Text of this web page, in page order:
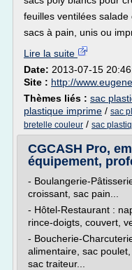
feuilles ventilées salade
sacs à pain, unis ou
Lire la suite
Date: 2013-07-15
Site : http://
Thèmes liés : sac
plastique imprime / sac
bretelle couleur / sac
CGCASH Pro,
équipement,
- Boulangerie-
croissant, sac pain...
- Hôtel-Restaurant :
rince-doigts, couvert,
- Boucherie-
alimentaire, sac
sac traiteur...